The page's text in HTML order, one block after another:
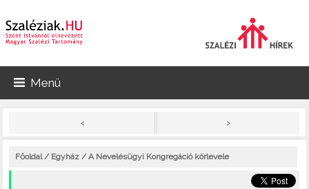
Menü
< >
Főoldal/ Egyház / A Nevelésügyi Kongregáció körlevele